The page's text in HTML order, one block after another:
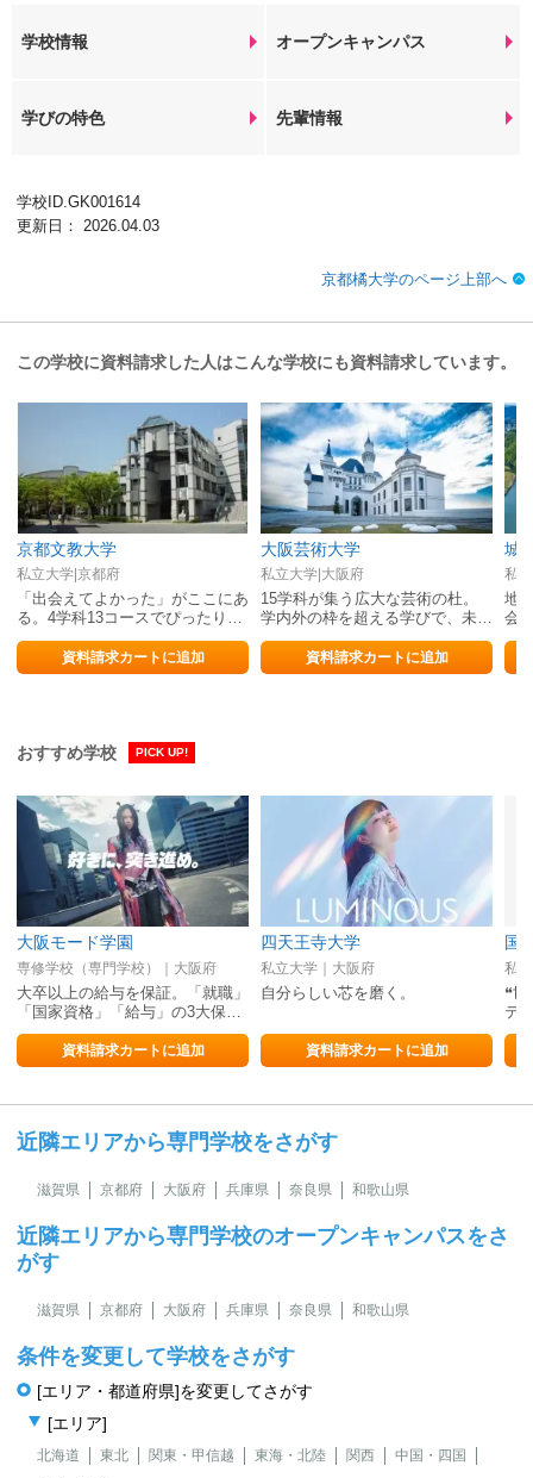
学校情報 オープンキャンパス
学びの特色 先輩情報
学校ID.GK001614
更新日： 2026.04.03
京都橘大学のページ上部へ
この学校に資料請求した人はこんな学校にも資料請求しています。
京都文教大学
私立大学|京都府
「出会えてよかった」がここにあ
る。4学科13コースでぴったりの
学びがきっと見つかる！
資料請求カートに追加
大阪芸術大学
私立大学|大阪府
15学科が集う広大な芸術の杜。
学内外の枠を超える学びで、未来
を切り拓こう
資料請求カートに追加
城
私
地
会
おすすめ学校 PICK UP!
大阪モード学園
専修学校（専門学校）｜大阪府
大卒以上の給与を保証。「就職」
「国家資格」「給与」の3大保…
資料請求カートに追加
四天王寺大学
私立大学｜大阪府
自分らしい芯を磨く。
資料請求カートに追加
私
❝世
テ
近隣エリアから専門学校をさがす
滋賀県 京都府 大阪府 兵庫県 奈良県 和歌山県
近隣エリアから専門学校のオープンキャンパスをさ
がす
滋賀県 京都府 大阪府 兵庫県 奈良県 和歌山県
条件を変更して学校をさがす
[エリア・都道府県]を変更してさがす
[エリア]
北海道 東北 関東・甲信越 東海・北陸 関西
中国・四国